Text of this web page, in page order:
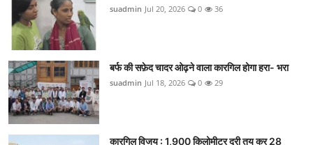
suadmin Jul 20, 2026 0 36
बर्फ की सफ़ेद चादर ओढ़ने वाला कारगिल होगा हरा- भरा
suadmin Jul 18, 2026 0 29
कारगिल विजय : 1,900 किलोमीटर दूरी तय कर 28